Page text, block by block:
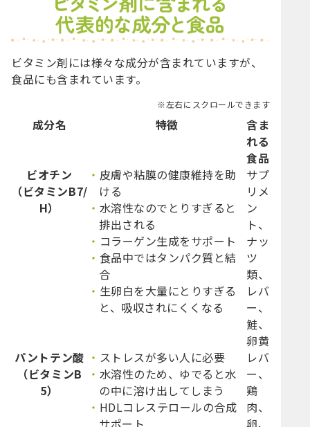
ビタミン剤には様々な成分が含まれていますが、
食品にも含まれています。
※左右にスクロールできます
成分名 特徴
含ま
れる
食品
ビオチン
（ビタミンB7/
H）
皮膚や粘膜の健康維持を助
ける
水溶性なのでとりすぎると
排出される
コラーゲン生成をサポート
食品中ではタンパク質と結
合
生卵白を大量にとりすぎる
と、吸収されにくくなる
サプ
リメ
ン
ト、
ナッ
ツ
類、
レバ
ー、
鮭、
卵黄
パントテン酸
（ビタミンB
5）
ストレスが多い人に必要
水溶性のため、ゆでると水
の中に溶け出してしまう
HDLコレステロールの合成
サポート
レバ
ー、
鶏
肉、
卵、